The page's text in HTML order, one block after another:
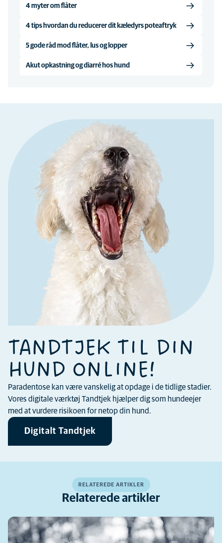
4 myter om flåter
4 tips hvordan du reducerer dit kæledyrs poteaftryk
5 gode råd mod flåter, lus og lopper
Akut opkastning og diarré hos hund
TANDTJEK TIL DIN
HUND ONLINE!
Paradentose kan være vanskelig at opdage i de tidlige stadier.
Vores digitale værktøj Tandtjek hjælper dig som hundeejer
med at vurdere risikoen for netop din hund.
Digitalt Tandtjek
RELATEREDE ARTIKLER
Relaterede artikler